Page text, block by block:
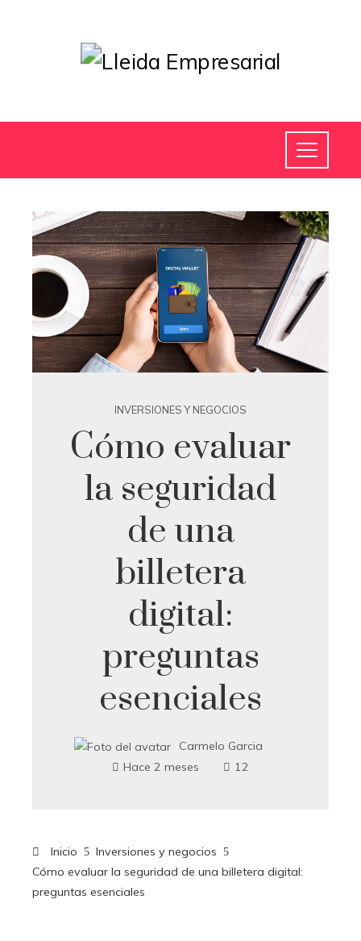
INVERSIONES Y NEGOCIOS
Cómo evaluar
la seguridad
de una
billetera
digital:
preguntas
esenciales
Carmelo Garcia
Hace 2 meses
12
Inicio
Inversiones y negocios
Cómo evaluar la seguridad de una billetera digital:
preguntas esenciales